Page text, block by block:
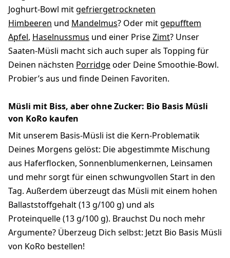
Joghurt-Bowl mitgefriergetrockneten
Himbeeren und Mandelmus? Oder mitgepufftem
Apfel, Haselnussmus und einer PriseZimt? Unser
Saaten-Müsli macht sich auch super als Topping für
Deinen nächsten Porridgeoder Deine Smoothie-Bowl.
Probier’s aus und finde Deinen Favoriten.
Müsli mit Biss, aber ohne Zucker: Bio Basis Müsli
von KoRo kaufen
Mit unserem Basis-Müsli ist die Kern-Problematik
Deines Morgens gelöst: Die abgestimmte Mischung
aus Haferflocken, Sonnenblumenkernen, Leinsamen
und mehr sorgt für einen schwungvollen Start in den
Tag. Außerdem überzeugt das Müsli mit einem hohen
Ballaststoffgehalt (13 g/100 g) und als
Proteinquelle (13 g/100 g). Brauchst Du noch mehr
Argumente? Überzeug Dich selbst: Jetzt Bio Basis Müsli
von KoRo bestellen!